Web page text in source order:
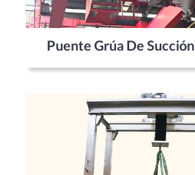
Puente Grúa De Succión